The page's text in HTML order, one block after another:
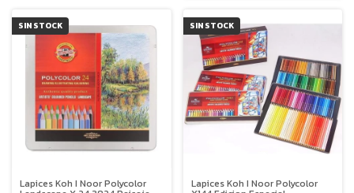
SIN STOCK
Lapices Koh I Noor Polycolor
SIN STOCK
Lapices Koh I Noor Polycolor